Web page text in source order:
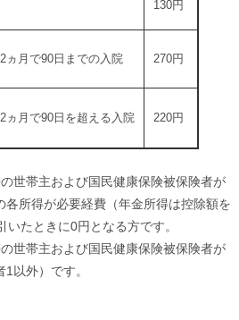
130円
ヵ月で90日までの入院 270円
ヵ月で90日を超える入院 220円
世帯主および国民健康保険被保険者が
所得が必要経費（年金所得は控除額を
たときに0円となる方です。
世帯主および国民健康保険被保険者が
以外）です。